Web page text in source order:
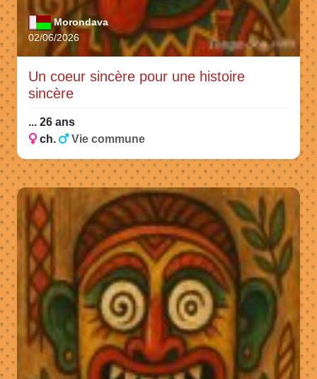
Morondava
02/06/2026
Un coeur sincère pour une histoire
sincère
... 26 ans
ch.
Vie commune